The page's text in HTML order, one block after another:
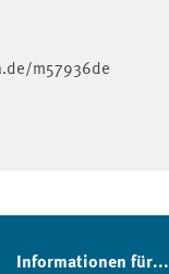
m57936de
Informationen für...